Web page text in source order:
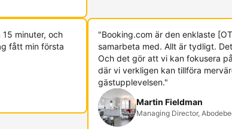
minuter, och
fått min första
"Booking.com är den enklaste
samarbeta med. Allt är tydligt.
Och det gör att vi kan fokusera
där vi verkligen kan tillföra
gästupplevelsen."
Martin Fieldman
Managing Director,